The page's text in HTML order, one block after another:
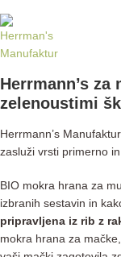
Herrmann’s
zelenoustimi
Herrmann’s
zasluži vrsti primerno
BIO mokra hrana za
izbranih sestavin in
pripravljena iz rib z
mokra hrana za